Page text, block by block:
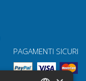
PAGAMENTI SICURI